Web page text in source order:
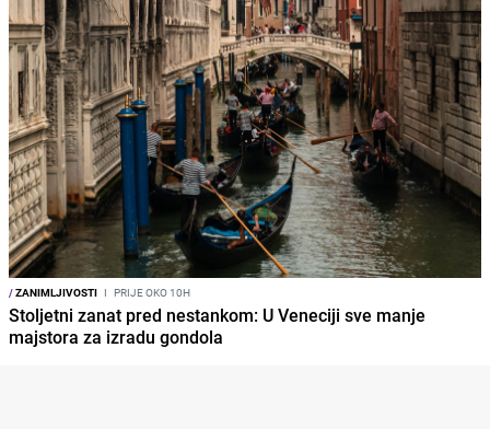
/ZANIMLJIVOSTI I PRIJE OKO 10H
Stoljetni zanat pred nestankom: U Veneciji sve manje
majstora za izradu gondola